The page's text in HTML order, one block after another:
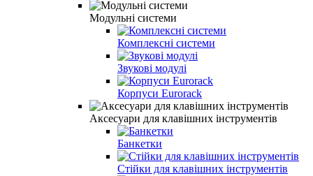
Модульні системи
Комплексні системи
Звукові модулі
Корпуси Eurorack
Аксесуари для клавішних інструментів
Банкетки
Стійки для клавішних інструментів